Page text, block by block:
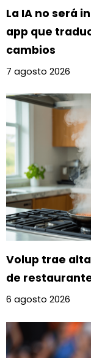
La IA no será
app que
cambios
7 agosto 2026
Volup trae
de
6 agosto 2026